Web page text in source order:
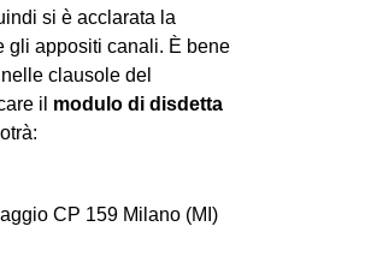
si è acclarata la
gli appositi canali. È bene
clausole del
il modulo di disdetta
CP 159 Milano (MI)